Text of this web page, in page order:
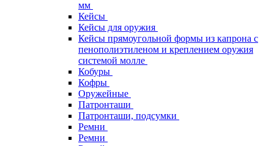
мм
Кейсы
Кейсы для оружия
Кейсы прямоугольной формы из капрона с
пенополиэтиленом и креплением оружия
системой молле
Кобуры
Кофры
Оружейные
Патронташи
Патронташи, подсумки
Ремни
Ремни